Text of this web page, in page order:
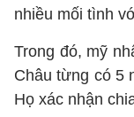
nhiều mối tình
Trong đó, mỹ
Châu từng có 5
Họ xác nhận